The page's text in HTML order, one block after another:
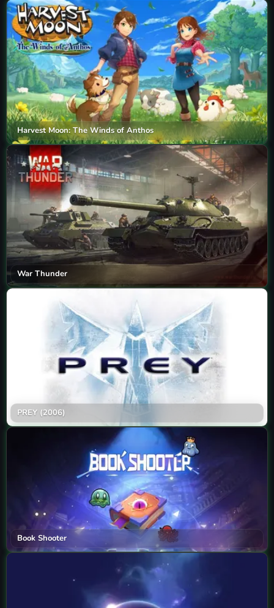
Harvest Moon: The Winds of Anthos
War Thunder
PREY (2006)
Book Shooter